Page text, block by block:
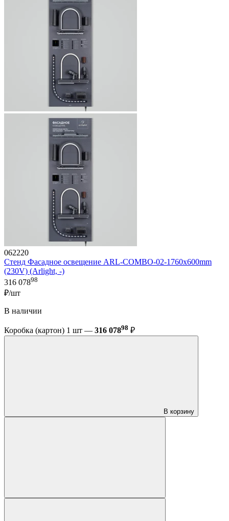
062220
Стенд Фасадное освещение ARL-COMBO-02-1760x600mm
(230V) (Arlight, -)
316 07898
₽/шт
В наличии
Коробка (картон) 1 шт — 316 07898 ₽
В корзину